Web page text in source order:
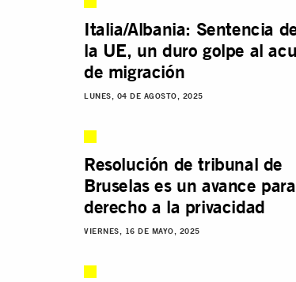
Italia/Albania: Sentencia
la UE, un duro golpe al
de migración
LUNES, 04 DE AGOSTO, 2025
Resolución de tribunal de
Bruselas es un avance
derecho a la privacidad
VIERNES, 16 DE MAYO, 2025